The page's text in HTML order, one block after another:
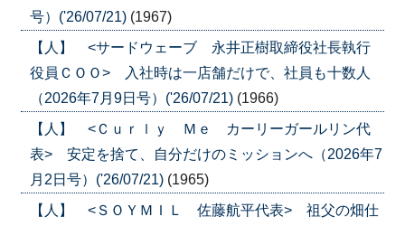
号）('26/07/21) (1967)
【人】 <サードウェーブ 永井正樹取締役社長執行
役員ＣＯＯ> 入社時は一店舗だけで、社員も十数人
（2026年7月9日号）('26/07/21) (1966)
【人】 <Ｃｕｒｌｙ Ｍｅ カーリーガールリン代
表> 安定を捨て、自分だけのミッションへ（2026年7
月2日号）('26/07/21) (1965)
【人】 <ＳＯＹＭＩＬ 佐藤航平代表> 祖父の畑仕